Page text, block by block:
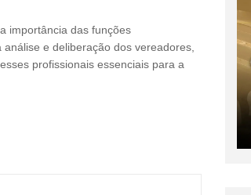
importância das funções
e deliberação dos vereadores,
profissionais essenciais para a